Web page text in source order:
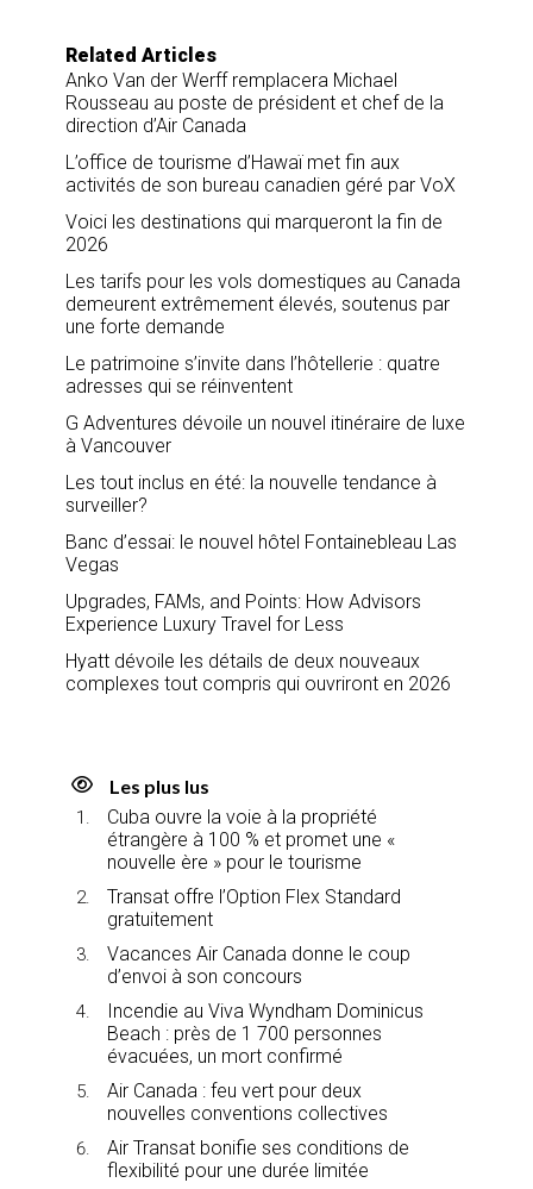
o
k
Related Articles
Anko Van der Werff remplacera Michael
Rousseau au poste de président et chef de la
direction d’Air Canada
L’office de tourisme d’Hawaï met fin aux
activités de son bureau canadien géré par VoX
Voici les destinations qui marqueront la fin de
2026
Les tarifs pour les vols domestiques au Canada
demeurent extrêmement élevés, soutenus par
une forte demande
Le patrimoine s’invite dans l’hôtellerie : quatre
adresses qui se réinventent
G Adventures dévoile un nouvel itinéraire de luxe
à Vancouver
Les tout inclus en été: la nouvelle tendance à
surveiller?
Banc d’essai: le nouvel hôtel Fontainebleau Las
Vegas
Upgrades, FAMs, and Points: How Advisors
Experience Luxury Travel for Less
Hyatt dévoile les détails de deux nouveaux
complexes tout compris qui ouvriront en 2026
Les plus lus
Cuba ouvre la voie à la propriété
étrangère à 100 % et promet une «
nouvelle ère » pour le tourisme
Transat offre l’Option Flex Standard
gratuitement
Vacances Air Canada donne le coup
d’envoi à son concours
Incendie au Viva Wyndham Dominicus
Beach : près de 1 700 personnes
évacuées, un mort confirmé
Air Canada : feu vert pour deux
nouvelles conventions collectives
Air Transat bonifie ses conditions de
flexibilité pour une durée limitée